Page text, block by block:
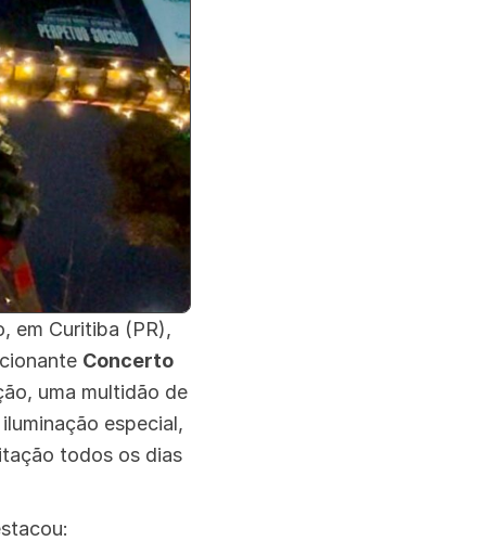
em Curitiba (PR),
Concerto
uma multidão de
especial,
todos os dias